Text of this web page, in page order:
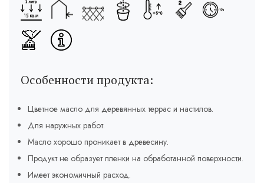
Особенности продукта:
Цветное масло для деревянных террас и настилов.
Для наружных работ.
Масло хорошо проникает в древесину.
Продукт не образует пленки на обработанной поверхности.
Имеет экономичный расход.